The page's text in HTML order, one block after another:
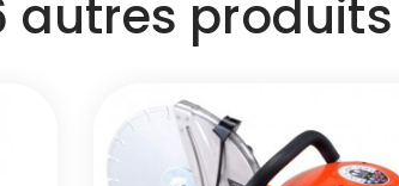
autres